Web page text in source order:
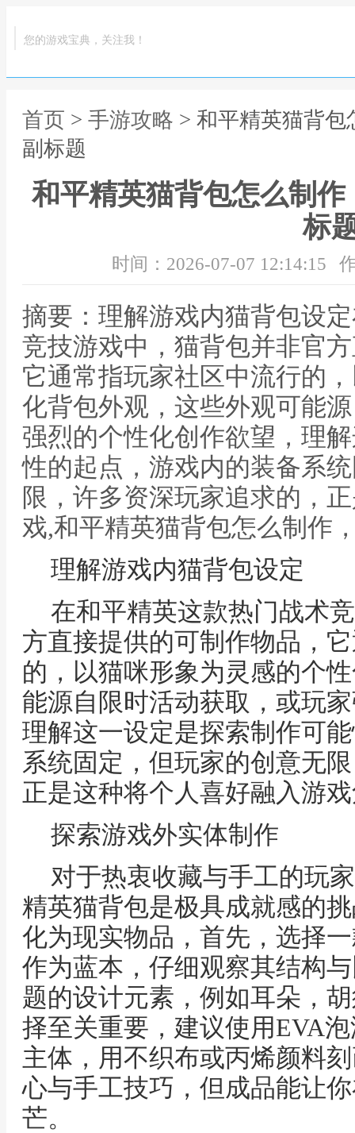
您的游戏宝典，关注我！
首页 > 手游攻略 > 和平精英猫背
副标题
和平精英猫背包怎么制
标
时间：2026-07-07 12:14:15
摘要：理解游戏内猫背包设
竞技游戏中，猫背包并非官
它通常指玩家社区中流行的
化背包外观，这些外观可能
强烈的个性化创作欲望，理
性的起点，游戏内的装备系
限，许多资深玩家追求的，
戏,和平精英猫背包怎么制作
理解游戏内猫背包设定
在和平精英这款热门战术
方直接提供的可制作物品，
的，以猫咪形象为灵感的个
能源自限时活动获取，或玩
理解这一设定是探索制作可
系统固定，但玩家的创意无
正是这种将个人喜好融入游
探索游戏外实体制作
对于热衷收藏与手工的玩
精英猫背包是极具成就感的
化为现实物品，首先，选择
作为蓝本，仔细观察其结构
题的设计元素，例如耳朵，
择至关重要，建议使用EVA
主体，用不织布或丙烯颜料
心与手工技巧，但成品能让
芒。